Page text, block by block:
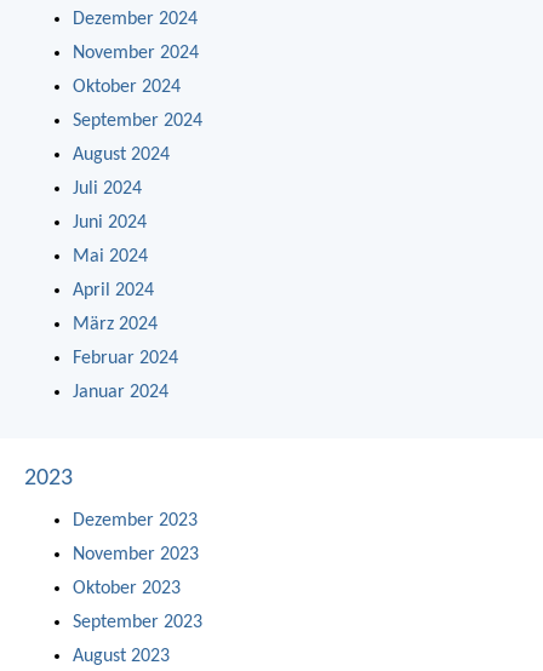
Dezember 2024
November 2024
Oktober 2024
September 2024
August 2024
Juli 2024
Juni 2024
Mai 2024
April 2024
März 2024
Februar 2024
Januar 2024
2023
Dezember 2023
November 2023
Oktober 2023
September 2023
August 2023